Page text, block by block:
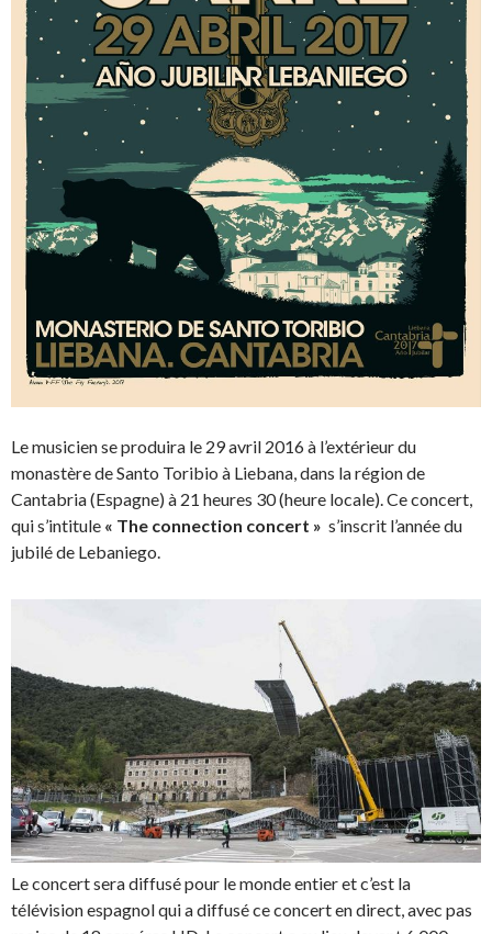
Le musicien se produira le 29 avril 2016 à l’extérieur du
monastère de Santo Toribio à Liebana, dans la région de
Cantabria (Espagne) à 21 heures 30 (heure locale). Ce concert,
qui s’intitule « The connection concert » s’inscrit l’année du
jubilé de Lebaniego.
Le concert sera diffusé pour le monde entier et c’est la
télévision espagnol qui a diffusé ce concert en direct, avec pas